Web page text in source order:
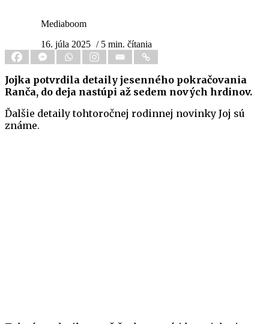
Mediaboom
16. júla 2025 / 5 min. čítania
Jojka potvrdila detaily jesenného pokračovania
Ranča, do deja nastúpi až sedem nových hrdinov.
Ďalšie detaily tohtoročnej rodinnej novinky Joj sú
známe.